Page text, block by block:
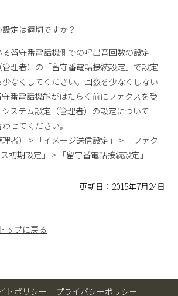
定は適切ですか？
留守番電話機側での呼出音回数の設定
理者）の「留守番電話接続設定」で設定
なくしてください。回数を少なくしない
番電話機能がはたらく前にファクスを受
ステム設定（管理者）の設定について
せてください。
者） > 「イメージ送信設定」 > 「ファク
初期設定」 > 「留守番電話接続設定」
更新日：2015年7月24日
ップに戻る
トポリシー プライバシーポリシー